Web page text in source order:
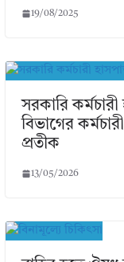
19/08/2025
সরকারি
বিভাগের
প্রতীক
13/05/2026